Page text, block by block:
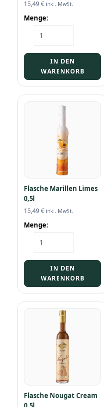
15,49€ inkl. MwSt.
Menge:
Flasche
Obst
Menge
IN DEN
WARENKORB
Flasche Marillen Limes
0,5l
15,49€ inkl. MwSt.
Menge:
Flasche
Marillen
Menge
IN DEN
WARENKORB
Flasche Nougat Cream